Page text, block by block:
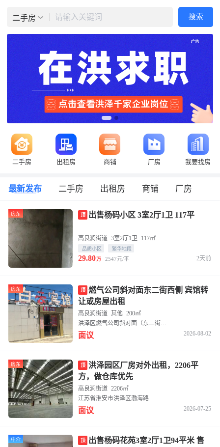
二手房 请输入关键词 搜索
二手房 出租房 商铺 厂房 我要找房
最新发布 二手房 出租房 商铺 厂房
房东 顶 出售杨码小区 3室2厅1卫 117平
高良涧街道 3室2厅1卫 117㎡
品质小区 繁华地段
29.80万 2547元/平 2天前
房东 顶 燃气公司斜对面东二街西侧 宾馆转
让或房屋出租
高良涧街道 其他 200㎡
洪泽区燃气公司斜对面（东二街西侧）
面议 2026-08-02
房东 顶 洪泽园区厂房对外出租，2206平
方，做仓库优先
高良涧街道 2206㎡
江苏省淮安市洪泽区渤海路
面议 2026-07-25
中介 顶
出售杨码花苑3室2厅1卫94平米 售